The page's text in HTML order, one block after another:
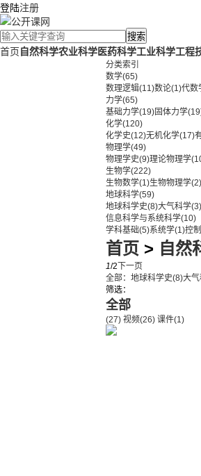
登陆注册
搜索
首页自然科学农业科学医药科学工业科学工程
分类索引
数学(65)
数理逻辑(11)数论(1)代数
力学(65)
基础力学(19)固体力学
化学(120)
化学史(12)无机化学(17)
物理学(49)
物理学史(9)理论物理学
生物学(222)
生物数学(1)生物物理学(2)
地球科学(59)
地球科学史(8)大气科学(3)
信息科学与系统科学(10)
学科基础(5)系统学(1)控
首页 > 自然
1/2 下一页
全部： 地球科学史(8)大
筛选：
全部
(27) 视频(26) 课件(1)